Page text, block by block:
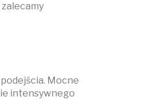
zalecamy
Mocne
intensywnego